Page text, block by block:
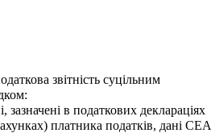
звітність суцільним
зазначені в податкових деклараціях
платника податків, дані СЕА